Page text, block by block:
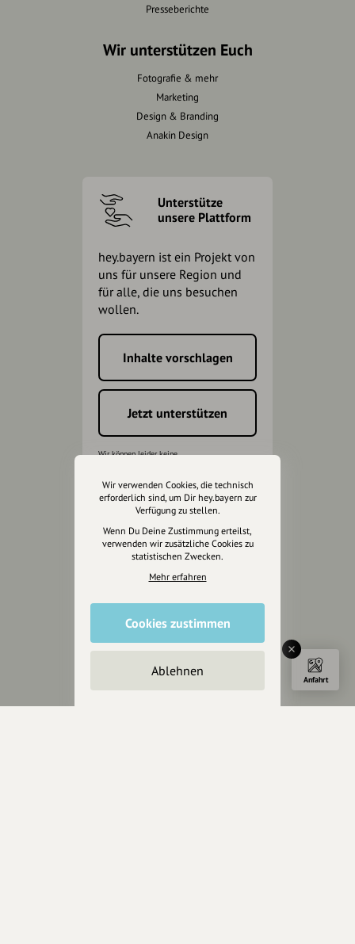
Anfahrt
Presseberichte
Wir unterstützen Euch
Fotografie & mehr
Marketing
Design & Branding
Anakin Design
Unterstütze
unsere Plattform
hey.bayern ist ein Projekt von
uns für unsere Region und
für alle, die uns besuchen
wollen.
Inhalte vorschlagen
Jetzt unterstützen
Wir können leider keine
Wir verwenden Cookies, die technisch
erforderlich sind, um Dir hey.bayern zur
Verfügung zu stellen.
Wenn Du Deine Zustimmung erteilst,
verwenden wir zusätzliche Cookies zu
statistischen Zwecken.
Mehr erfahren
Cookies zustimmen
Ablehnen